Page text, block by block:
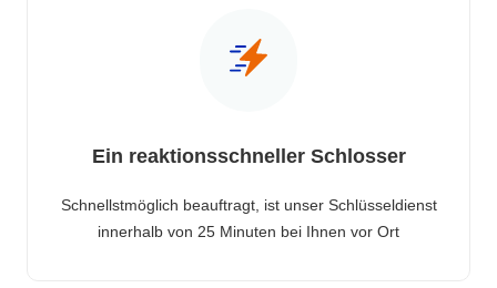
Ein reaktionsschneller Schlosser
Schnellstmöglich beauftragt, ist unser Schlüsseldienst
innerhalb von 25 Minuten bei Ihnen vor Ort